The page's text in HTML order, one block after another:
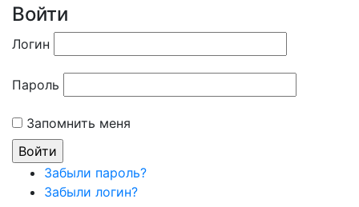
Войти
Логин
Пароль
Запомнить меня
Забыли пароль?
Забыли логин?